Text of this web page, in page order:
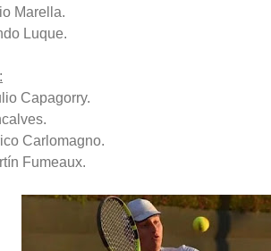
Marella.
Luque.
Capagorry.
Carlomagno.
Fumeaux.